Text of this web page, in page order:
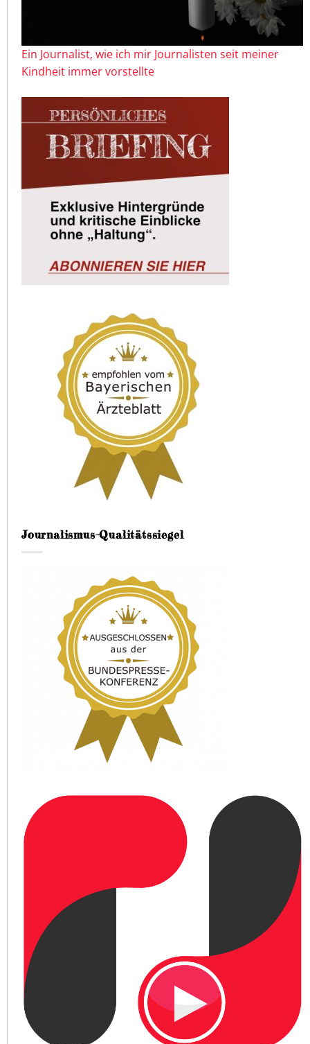
Ein Journalist, wie ich mir Journalisten seit meiner
Kindheit immer vorstellte
Journalismus-Qualitätssiegel